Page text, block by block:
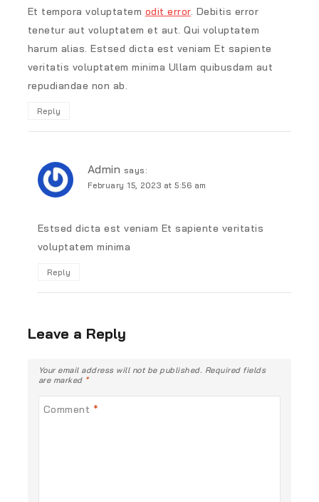
Et tempora voluptatem odit error. Debitis error
tenetur aut voluptatem et aut. Qui voluptatem
harum alias. Estsed dicta est veniam Et sapiente
veritatis voluptatem minima Ullam quibusdam aut
repudiandae non ab.
Reply
Admin says:
February 15, 2023 at 5:56 am
Estsed dicta est veniam Et sapiente veritatis
voluptatem minima
Reply
Leave a Reply
Your email address will not be published. Required fields
are marked *
Comment *